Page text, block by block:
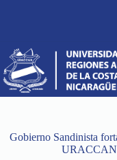
Gobierno Sandinista
URACCAN